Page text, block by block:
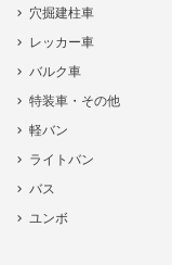
穴掘建柱車
レッカー車
バルク車
特装車・その他
軽バン
ライトバン
バス
ユンボ